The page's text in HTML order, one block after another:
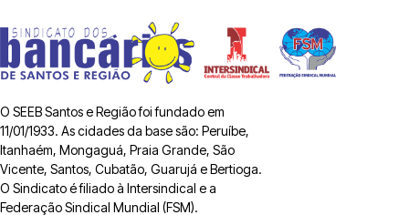
O SEEB Santos e Região foi fundado em
11/01/1933. As cidades da base são: Peruíbe,
Itanhaém, Mongaguá, Praia Grande, São
Vicente, Santos, Cubatão, Guarujá e Bertioga.
O Sindicato é filiado à Intersindical e a
Federação Sindical Mundial (FSM).